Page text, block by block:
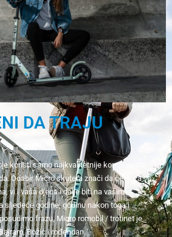
DA TRAJU
koristi samo najkvalitetnije komponente
Odabir Micro skutera znači da ćete, za
​​vi i vaša djeca i dalje biti na vašim
sljedeće godine, godinu nakon toga i
frazu, Micro romobil / trotinet je
Božić i rođendan.